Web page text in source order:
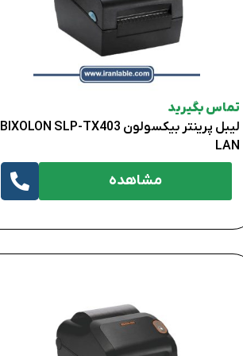
تماس بگیرید
لیبل پرینتر بیکسولون BIXOLON SLP-TX403
LAN
مشاهده